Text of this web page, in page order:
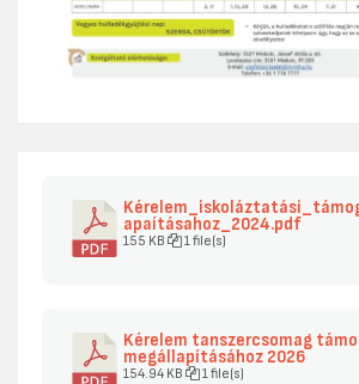
apaításahoz_2024.pdf
155 KB 1 file(s)
Kérelem tanszercsomag
megállapításához 2026
154.94 KB 1 file(s)